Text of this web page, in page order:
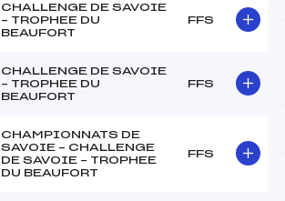
CHALLENGE DE SAVOIE
– TROPHEE DU
BEAUFORT
FFS
CHALLENGE DE SAVOIE
– TROPHEE DU
BEAUFORT
FFS
CHAMPIONNATS DE
SAVOIE – CHALLENGE
DE SAVOIE – TROPHEE
DU BEAUFORT
FFS